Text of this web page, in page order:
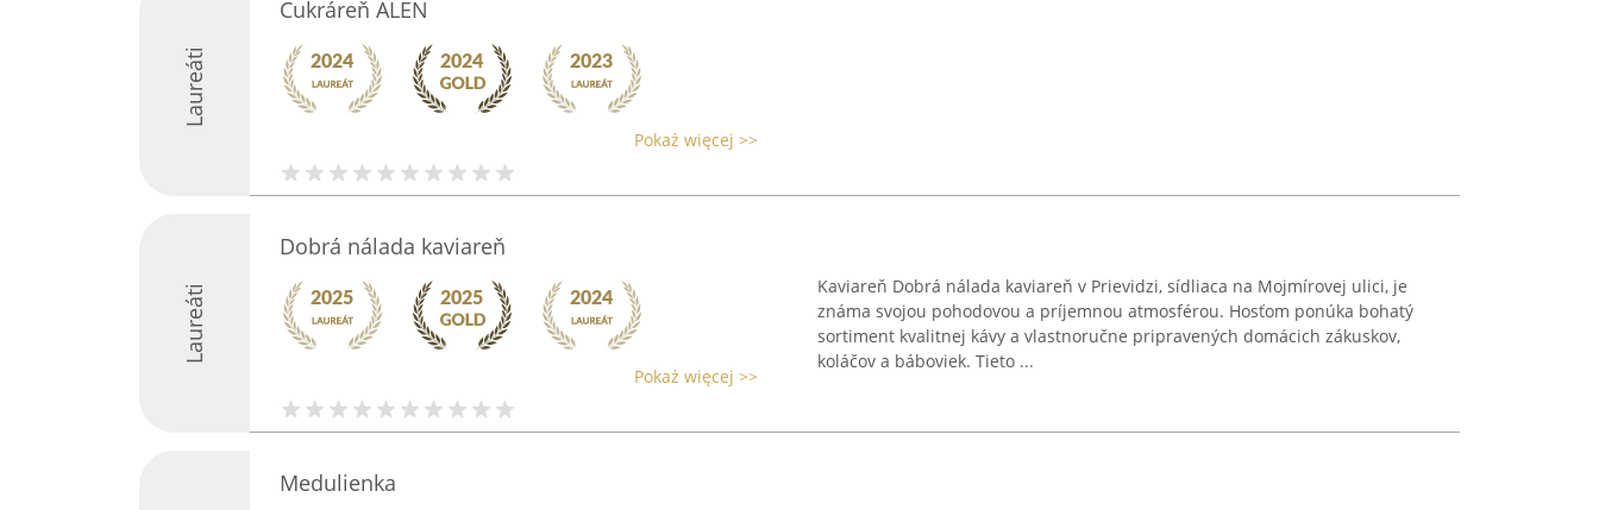
Laureáti
Cukráreň ALEN
Pokaż więcej >>
Laureáti
Dobrá nálada kaviareň
Pokaż więcej >>
Kaviareň Dobrá nálada kaviareň v Prievidzi, sídliaca na Mojmírovej ulici, je
známa svojou pohodovou a príjemnou atmosférou. Hosťom ponúka bohatý
sortiment kvalitnej kávy a vlastnoručne pripravených domácich zákuskov,
koláčov a báboviek. Tieto ...
Medulienka